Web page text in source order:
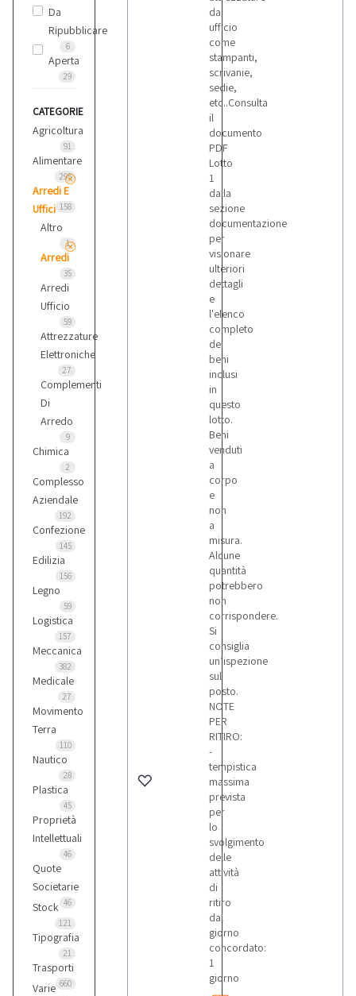
Da
Ripubblicare
6
Aperta
29
CATEGORIE
Agricoltura
91
Alimentare
295
Arredi E
Uffici 158
Altro
1
Arredi
35
Arredi
Ufficio
59
Attrezzature
Elettroniche
27
Complementi
Di
Arredo
9
Chimica
2
Complesso
Aziendale
192
Confezione
145
Edilizia
156
Legno
59
Logistica
157
Meccanica
382
Medicale
27
Movimento
Terra
110
Nautico
28
Plastica
45
Proprietà
Intellettuali
46
Quote
Societarie
46
Stock
121
Tipografia
21
Trasporti
660
Varie
da
ufficio
come
stampanti,
scrivanie,
sedie,
etc..Consulta
il
documento
PDF
Lotto
1
dalla
sezione
documentazione
per
visionare
ulteriori
dettagli
e
l'elenco
completo
dei
beni
inclusi
in
questo
lotto.
Beni
venduti
a
corpo
e
non
a
misura.
Alcune
quantità
potrebbero
non
corrispondere.
Si
consiglia
un’ispezione
sul
posto.
NOTE
PER
RITIRO:
-
tempistica
massima
prevista
per
lo
svolgimento
delle
attività
di
ritiro
dal
giorno
concordato:
1
giorno